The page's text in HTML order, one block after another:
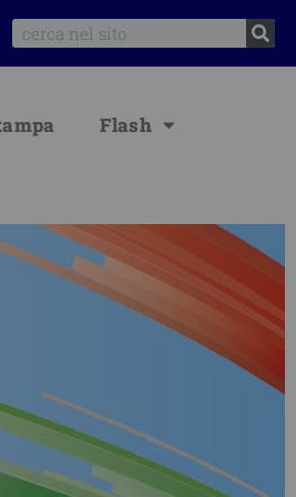
Search
Flash